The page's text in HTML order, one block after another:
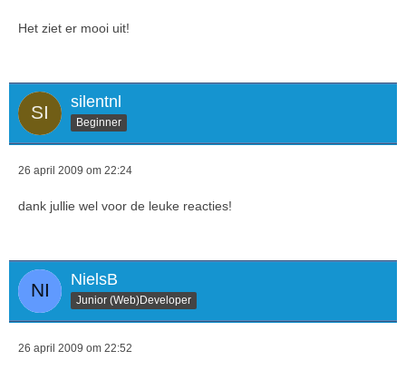
Het ziet er mooi uit!
silentnl
Beginner
26 april 2009 om 22:24
dank jullie wel voor de leuke reacties!
NielsB
Junior (Web)Developer
26 april 2009 om 22:52